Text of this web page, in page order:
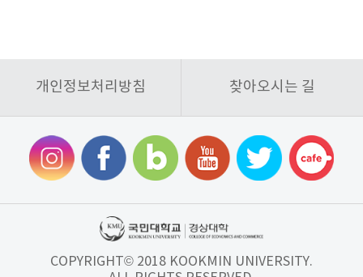
개인정보처리방침 찾아오시는 길
COPYRIGHT© 2018 KOOKMIN UNIVERSITY.